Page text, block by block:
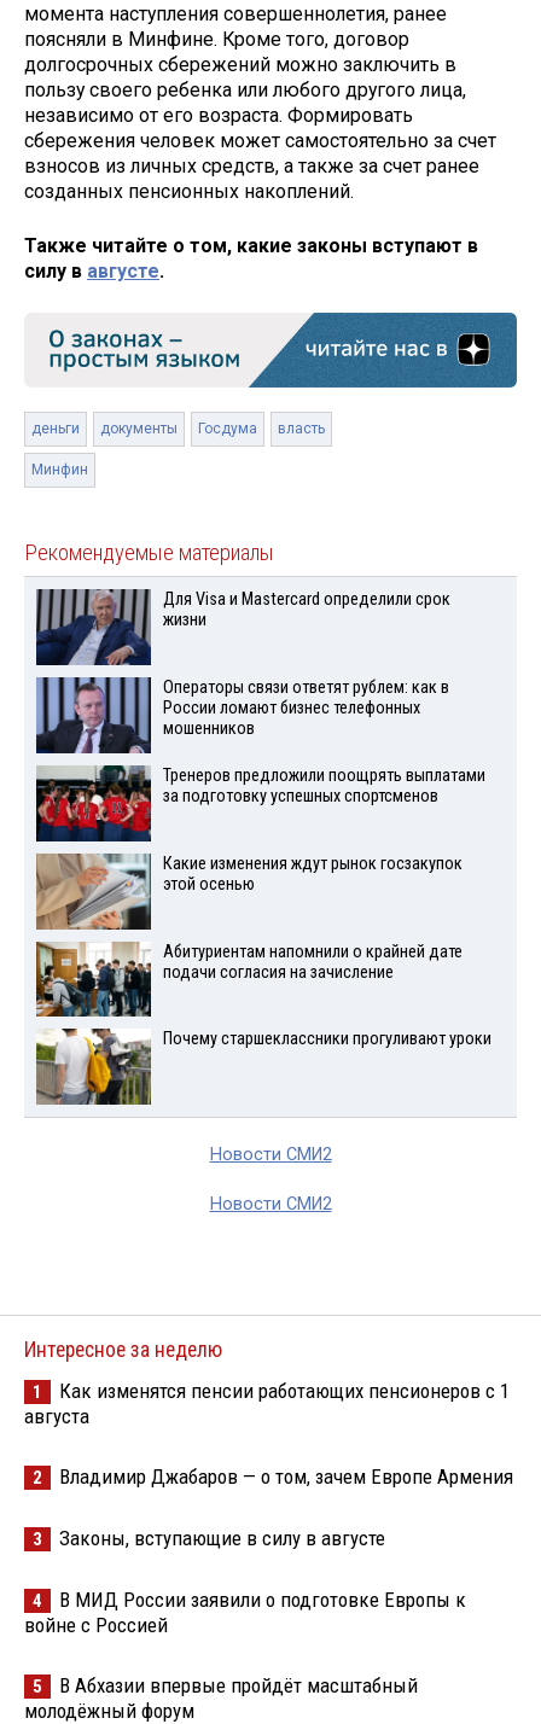
момента наступления совершеннолетия, ранее
поясняли в Минфине. Кроме того, договор
долгосрочных сбережений можно заключить в
пользу своего ребенка или любого другого лица,
независимо от его возраста. Формировать
сбережения человек может самостоятельно за счет
взносов из личных средств, а также за счет ранее
созданных пенсионных накоплений.
Также читайте о том, какие законы вступают в
силу в августе.
деньги документы Госдума власть
Минфин
Рекомендуемые материалы
Для Visа и Mastercard определили срок
жизни
Операторы связи ответят рублем: как в
России ломают бизнес телефонных
мошенников
Тренеров предложили поощрять выплатами
за подготовку успешных спортсменов
Какие изменения ждут рынок госзакупок
этой осенью
Абитуриентам напомнили о крайней дате
подачи согласия на зачисление
Почему старшеклассники прогуливают уроки
Новости СМИ2
Новости СМИ2
Интересное за неделю
1
Как изменятся пенсии работающих пенсионеров с 1
августа
2 Владимир Джабаров — о том, зачем Европе Армения
3 Законы, вступающие в силу в августе
4
В МИД России заявили о подготовке Европы к
войне с Россией
5
В Абхазии впервые пройдёт масштабный
молодёжный форум